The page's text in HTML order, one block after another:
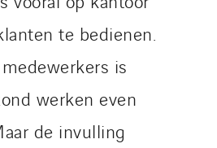
te bedienen.
is
werken even
de invulling